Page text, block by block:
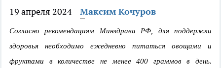
19 апреля 2024 Максим Кочуров
Согласно рекомендациям Минздрава РФ, для поддержки
здоровья необходимо ежедневно питаться овощами и
фруктами в количестве не менее 400 граммов в день.